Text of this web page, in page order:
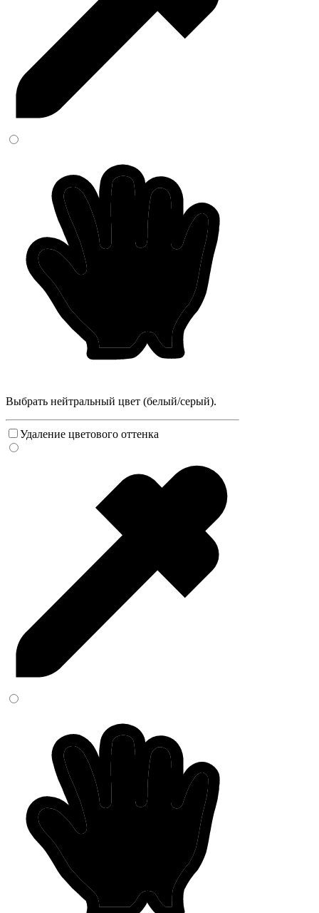
Выбрать нейтральный цвет (белый/серый).
Удаление цветового оттенка